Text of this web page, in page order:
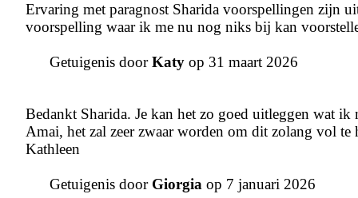
Ervaring met paragnost Sharida voorspellingen zijn
voorspelling waar ik me nu nog niks bij kan
Getuigenis doorKaty op 31 maart 2026
Bedankt Sharida. Je kan het zo goed uitleggen wat
Amai, het zal zeer zwaar worden om dit zolang vol
Kathleen
Getuigenis door Giorgia op 7 januari 2026